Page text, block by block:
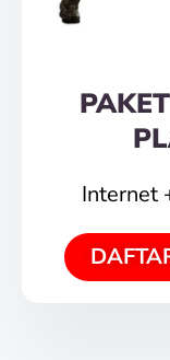
Internet